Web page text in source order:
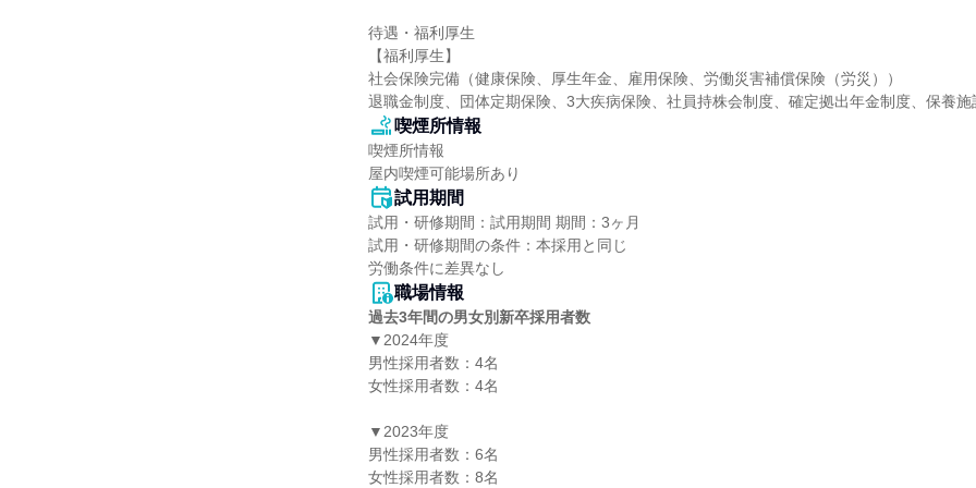
待遇・福利厚生
【福利厚生】
社会保険完備（健康保険、厚生年金、雇用保険、労働災害補償保険（労災））
退職金制度、団体定期保険、3大疾病保険、社員持株会制度、確定拠出年金制度、保養施
喫煙所情報
喫煙所情報
屋内喫煙可能場所あり
試用期間
試用・研修期間：試用期間 期間：3ヶ月
試用・研修期間の条件：本採用と同じ
職場情報
過去3年間の男女別新卒採用者数
▼2024年度
男性採用者数：4名
女性採用者数：4名
▼2023年度
男性採用者数：6名
女性採用者数：8名